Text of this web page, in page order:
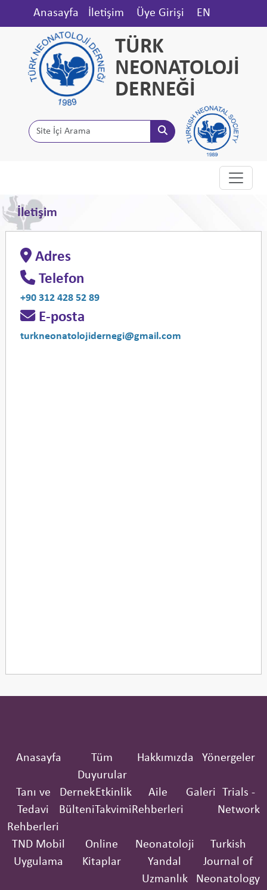
Anasayfa İletişim Üye Girişi EN
TÜRK
NEONATOLOJİ
DERNEĞİ
İletişim
Adres
Telefon
+90 312 428 52 89
E-posta
turkneonatolojidernegi@gmail.com
Anasayfa
Tüm
Duyurular
Hakkımızda Yönergeler
Tanı ve
Tedavi
Rehberleri
Dernek
Bülteni
Etkinlik
Takvimi
Aile
Rehberleri
Galeri
Trials -
Network
TND Mobil
Uygulama
Online
Kitaplar
Neonatoloji
Yandal
Uzmanlık
Turkish
Journal of
Neonatology